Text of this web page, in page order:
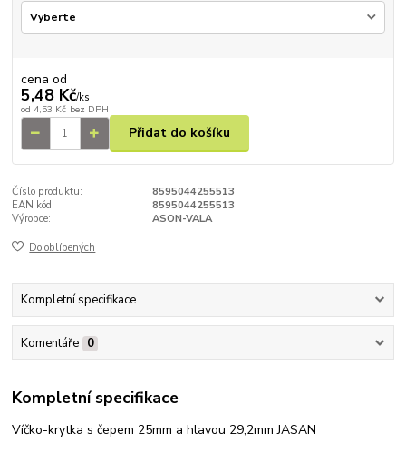
cena od
5,48 Kč/ks
od 4,53 Kč bez DPH
Přidat do košíku
Číslo produktu:
8595044255513
EAN kód:
8595044255513
Výrobce:
ASON-VALA
Do oblíbených
Kompletní specifikace
Komentáře 0
Kompletní specifikace
Víčko-krytka s čepem 25mm a hlavou 29,2mm JASAN